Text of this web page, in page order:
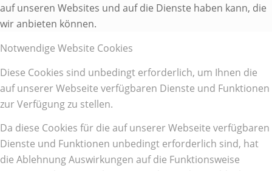
auf unseren Websites und auf die Dienste haben kann, die
wir anbieten können.
Notwendige Website Cookies
Diese Cookies sind unbedingt erforderlich, um Ihnen die
auf unserer Webseite verfügbaren Dienste und Funktionen
zur Verfügung zu stellen.
Da diese Cookies für die auf unserer Webseite verfügbaren
Dienste und Funktionen unbedingt erforderlich sind, hat
die Ablehnung Auswirkungen auf die Funktionsweise